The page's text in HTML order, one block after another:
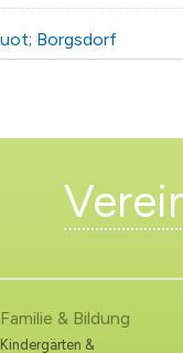
Borgsdorf
Familie & Bildung
Kindergärten &